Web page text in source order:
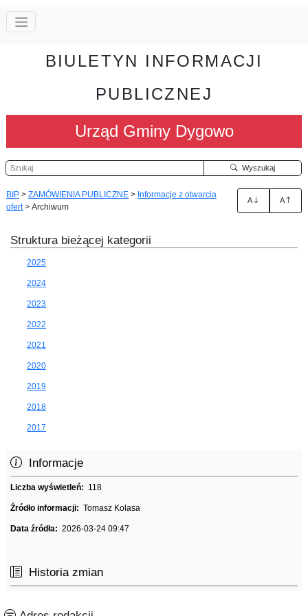
BIULETYN INFORMACJI
PUBLICZNEJ
Urząd Gminy Dygowo
Szukaj Wyszukaj
BIP > ZAMÓWIENIA PUBLICZNE > Informacje z otwarcia
ofert> Archiwum
A A
Struktura bieżącej kategorii
2025
2024
2023
2022
2021
2020
2019
2018
2017
Informacje
Liczba wyświetleń: 118
Źródło informacji: Tomasz Kolasa
Data źródła: 2026-03-24 09:47
Historia zmian